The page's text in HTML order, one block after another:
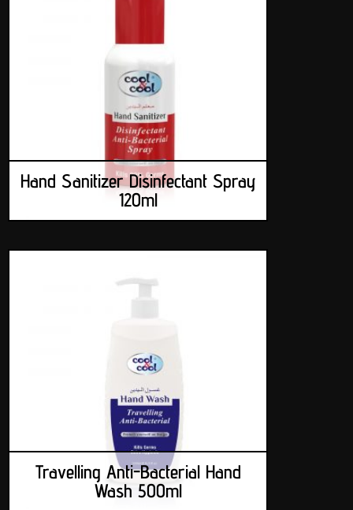
Hand Sanitizer Disinfectant Spray
120ml
Travelling Anti-Bacterial Hand
Wash 500ml